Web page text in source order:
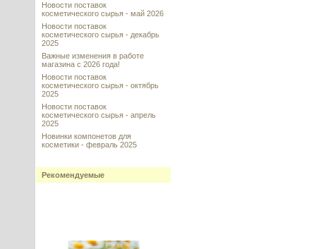
Новости поставок
косметического сырья - май 2026
Новости поставок
косметического сырья - декабрь
2025
Важные изменения в работе
магазина с 2026 года!
Новости поставок
косметического сырья - октябрь
2025
Новости поставок
косметического сырья - апрель
2025
Новинки компонетов для
косметики - февраль 2025
Рекомендуемые